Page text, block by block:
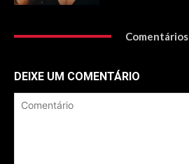
Comentários
DEIXE UM COMENTÁRIO